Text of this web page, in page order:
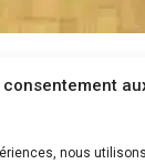
consentement
nous